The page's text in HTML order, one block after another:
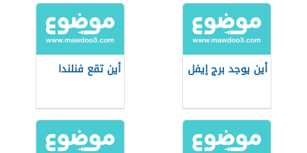
أين يوجد برج إيفل أين تقع فنلندا